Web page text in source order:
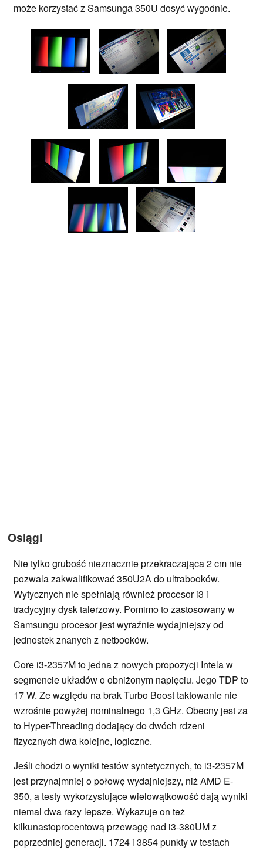
może korzystać z Samsunga 350U dosyć wygodnie.
Osiągi
Nie tylko grubość nieznacznie przekraczająca 2 cm nie
pozwala zakwalifikować 350U2A do ultrabooków.
Wytycznych nie spełniają również procesor i3 i
tradycyjny dysk talerzowy. Pomimo to zastosowany w
Samsungu procesor jest wyraźnie wydajniejszy od
jednostek znanych z netbooków.
Core i3-2357M to jedna z nowych propozycji Intela w
segmencie układów o obniżonym napięciu. Jego TDP to
17 W. Ze względu na brak Turbo Boost taktowanie nie
wzrośnie powyżej nominalnego 1,3 GHz. Obecny jest za
to Hyper-Threading dodający do dwóch rdzeni
fizycznych dwa kolejne, logiczne.
Jeśli chodzi o wyniki testów syntetycznych, to i3-2357M
jest przynajmniej o połowę wydajniejszy, niż AMD E-
350, a testy wykorzystujące wielowątkowość dają wyniki
niemal dwa razy lepsze. Wykazuje on też
kilkunastoprocentową przewagę nad i3-380UM z
poprzedniej generacji. 1724 i 3854 punkty w testach